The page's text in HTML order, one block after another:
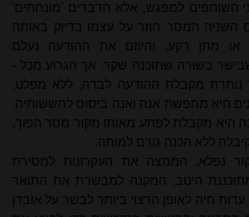
השותפים למפגש, אלא הדברים 'מונחתים'
המסר חוזר על עצמו בדיוק באותה
או מתן רקע, והיוזם את ההודעה נעלם
בשורה שתוכנה שקר. אך הגרוע מכל -
נותרת מקבלת ההודעה לבדה, ללא מפלט,
היא מחפשת אנה ואנה ביסוס לחששותיה.
היא מקבלת לפתע מאותו מקור מסר הפוך,
ללא הכנה גורם למותה.
נפלא,
הממצה את העקרונות למסירת
היטב, המקנה למבשרת את התואר
חיה לאופן הרצוי ביותר לבשר על אובדן